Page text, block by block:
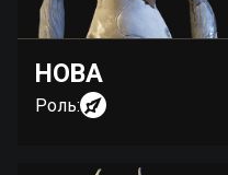
НОВА
Роль: